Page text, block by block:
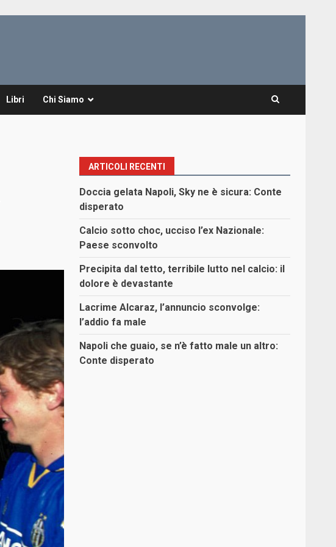
Libri Chi Siamo
ARTICOLI RECENTI
Doccia gelata Napoli, Sky ne è sicura: Conte
disperato
Calcio sotto choc, ucciso l’ex Nazionale:
Paese sconvolto
Precipita dal tetto, terribile lutto nel calcio: il
dolore è devastante
Lacrime Alcaraz, l’annuncio sconvolge:
l’addio fa male
Napoli che guaio, se n’è fatto male un altro:
Conte disperato